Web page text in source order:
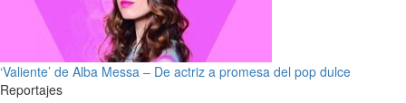
‘Valiente’ de Alba Messa – De actriz a promesa del pop dulce
Reportajes